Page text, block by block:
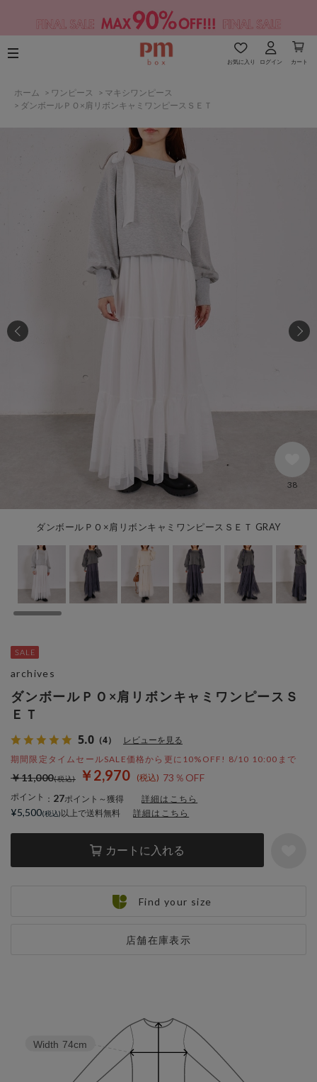
お気に入り ログイン カート
ホーム > ワンピース > マキシワンピース
> ダンボールＰＯ×肩リボンキャミワンピースＳＥＴ
ダンボールＰＯ×肩リボンキャミワンピースＳＥＴ GRAY
38
ダンボールＰＯ×肩リボンキャミワンピースＳ
ＥＴ
5.0 （4） レビューを見る
期間限定タイムセールSALE価格から更に10%OFF! 8/10 10:00まで
￥2,970 73％OFF
￥11,000
ポイント ： 27ポイント～獲得 詳細はこちら
カートに入れる
店舗在庫表示
archives
¥5,500 以上で送料無料 詳細はこちら
Find your size
Width 74cm